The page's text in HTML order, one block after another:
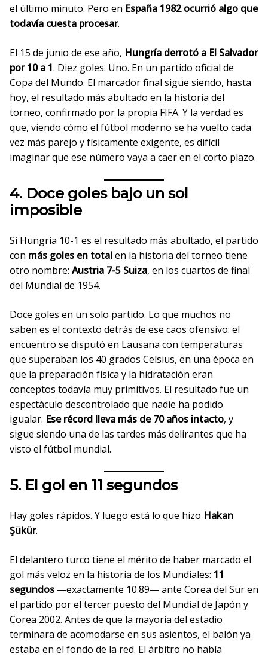
el último minuto. Pero en España 1982 ocurrió algo que
todavía cuesta procesar.
El 15 de junio de ese año, Hungría derrotó a El Salvador
por 10 a 1. Diez goles. Uno. En un partido oficial de
Copa del Mundo. El marcador final sigue siendo, hasta
hoy, el resultado más abultado en la historia del
torneo, confirmado por la propia FIFA. Y la verdad es
que, viendo cómo el fútbol moderno se ha vuelto cada
vez más parejo y físicamente exigente, es difícil
imaginar que ese número vaya a caer en el corto plazo.
4. Doce goles bajo un sol
imposible
Si Hungría 10-1 es el resultado más abultado, el partido
con más goles en totalen la historia del torneo tiene
otro nombre: Austria 7-5 Suiza, en los cuartos de final
del Mundial de 1954.
Doce goles en un solo partido. Lo que muchos no
saben es el contexto detrás de ese caos ofensivo: el
encuentro se disputó en Lausana con temperaturas
que superaban los 40 grados Celsius, en una época en
que la preparación física y la hidratación eran
conceptos todavía muy primitivos. El resultado fue un
espectáculo descontrolado que nadie ha podido
igualar. Ese récord lleva más de 70 años intacto, y
sigue siendo una de las tardes más delirantes que ha
visto el fútbol mundial.
5. El gol en 11 segundos
Hay goles rápidos. Y luego está lo que hizo Hakan
Şükür.
El delantero turco tiene el mérito de haber marcado el
gol más veloz en la historia de los Mundiales: 11
segundos —exactamente 10.89— ante Corea del Sur en
el partido por el tercer puesto del Mundial de Japón y
Corea 2002. Antes de que la mayoría del estadio
terminara de acomodarse en sus asientos, el balón ya
estaba en el fondo de la red. El árbitro no había